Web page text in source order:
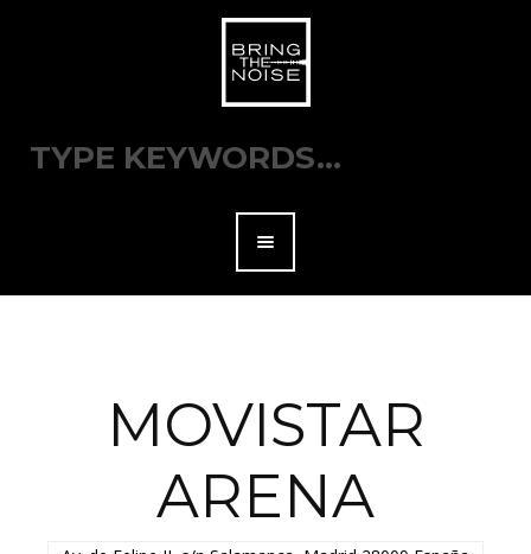
MOVISTAR
ARENA